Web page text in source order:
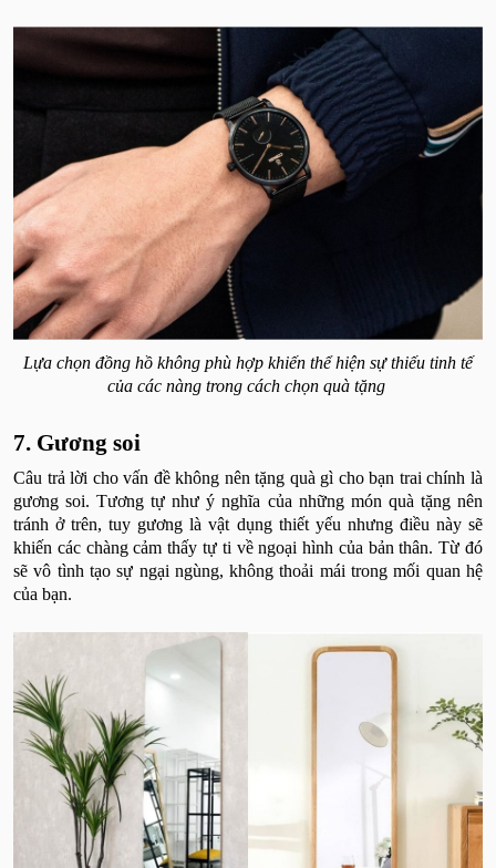
Lựa chọn đồng hồ không phù hợp khiến thể hiện sự thiếu tinh tế
của các nàng trong cách chọn quà tặng
7. Gương soi
Câu trả lời cho vấn đề không nên tặng quà gì cho bạn trai chính là
gương soi. Tương tự như ý nghĩa của những món quà tặng nên
tránh ở trên, tuy gương là vật dụng thiết yếu nhưng điều này sẽ
khiến các chàng cảm thấy tự ti về ngoại hình của bản thân. Từ đó
sẽ vô tình tạo sự ngại ngùng, không thoải mái trong mối quan hệ
của bạn.